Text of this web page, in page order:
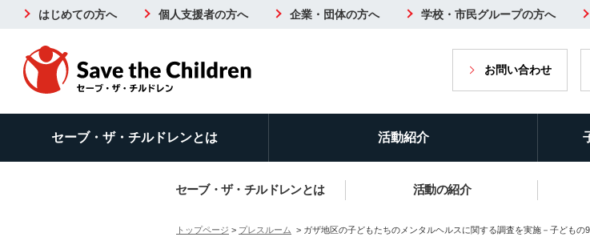
はじめての方へ 個人支援者の方へ 企業・団体の方へ 学校・市民グループの方へ
お問い合わせ
セーブ・ザ・チルドレンとは 活動紹介
セーブ・ザ・チルドレンとは 活動の紹介
トップページ > プレスルーム > ガザ地区の子どもたちのメンタルヘルスに関する調査を実施－子ども